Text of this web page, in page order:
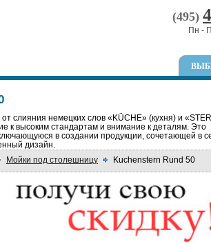
слияния немецких слов «KÜCHE» (кухня) и
к высоким стандартам и внимание к деталям. Это
в создании продукции, сочетающей в
дизайн.
Мойки под столешницу Kuchenstern Rund 50
(495)
Пн -